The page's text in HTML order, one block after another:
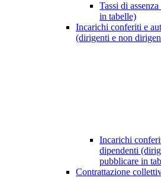
Tassi di
in tabelle)
Incarichi conferiti e
(dirigenti e non
Incarichi
dipendenti
pubblicare in
Contrattazione